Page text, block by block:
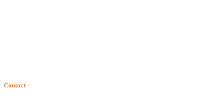
Contact